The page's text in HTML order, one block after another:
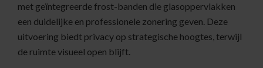
met geïntegreerde frost-banden die glasoppervlakken
een duidelijke en professionele zonering geven. Deze
uitvoering biedt privacy op strategische hoogtes, terwijl
de ruimte visueel open blijft.